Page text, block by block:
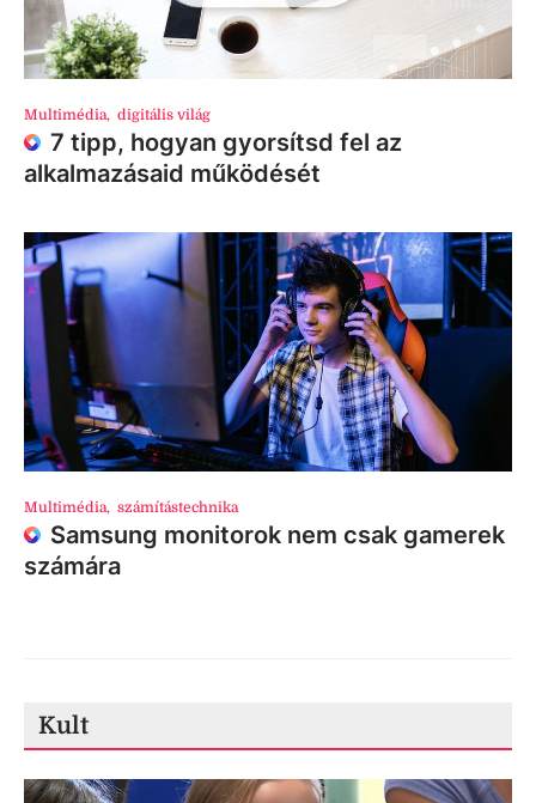
Multimédia, digitális világ
7 tipp, hogyan gyorsítsd fel az
alkalmazásaid működését
Multimédia, számítástechnika
Samsung monitorok nem csak gamerek
számára
Kult